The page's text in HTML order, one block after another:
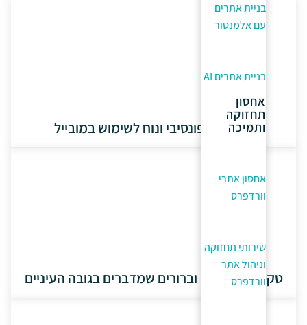
בניית אתרים
עם אלמנטור
בניית אתרים AI
אחסון
תחזוקה
ותמיכה
אחסון אתרי
וורדפרס
שירותי תחזוקה
וניהול אתר
וורדפרס
עיצוב רספונסיבי ונוח לשימוש במובייל
טקסטים חכמים וברורים שמדברים בגובה העיניים